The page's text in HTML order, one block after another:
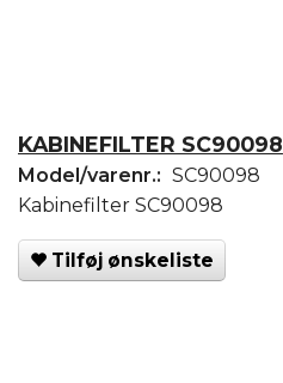
KABINEFILTER SC90098
Model/varenr.: SC90098
Kabinefilter SC90098
Tilføj ønskeliste